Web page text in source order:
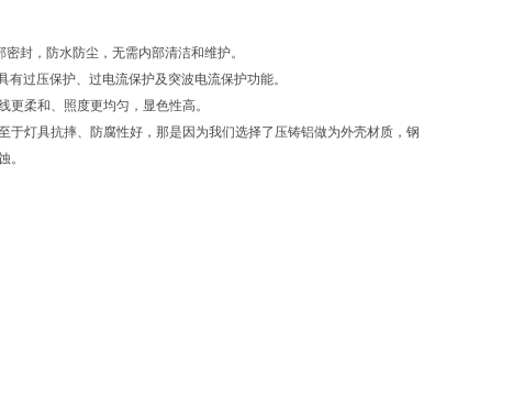
封，防水防尘，无需内部清洁和维护。
有过压保护、过电流保护及突波电流保护功能。
柔和、照度更均匀，显色性高。
灯具抗摔、防腐性好，那是因为我们选择了压铸铝做为外壳材质，钢
。